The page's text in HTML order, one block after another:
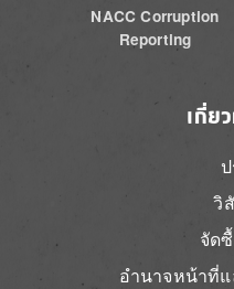
NACC Corruption
Reporting
เกี่ย
วิ
จัด
อำนาจหน้าที่